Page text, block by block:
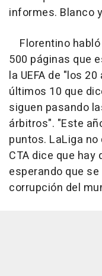
informes. Blanco
Florentino
500 páginas que
la UEFA de "los
últimos 10 que
siguen pasando
árbitros". "Este
puntos. LaLiga
CTA dice que hay
esperando que
corrupción del